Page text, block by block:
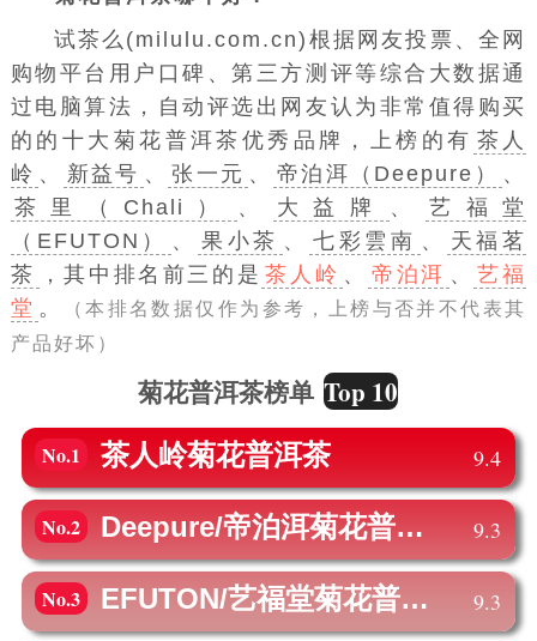
试茶么(milulu.com.cn)根据网友投票、全网
购物平台用户口碑、第三方测评等综合大数据通
过电脑算法，自动评选出网友认为非常值得购买
的的十大菊花普洱茶优秀品牌，上榜的有 茶人
岭 、 新益号 、 张一元 、 帝泊洱（Deepure）
、
茶里（Chali）
、 大益牌 、
艺福堂
（EFUTON）
、 果小茶 、 七彩雲南 、
天福茗
茶
，其中排名前三的是 茶人岭 、 帝泊洱 、
艺福
堂 。
（本排名数据仅作为参考，上榜与否并不代表其
产品好坏）
菊花普洱茶榜单 Top 10
No.1 茶人岭菊花普洱茶 9.4
No.2 Deepure/帝泊洱菊花普洱茶 9.3
No.3 EFUTON/艺福堂菊花普洱茶 9.3